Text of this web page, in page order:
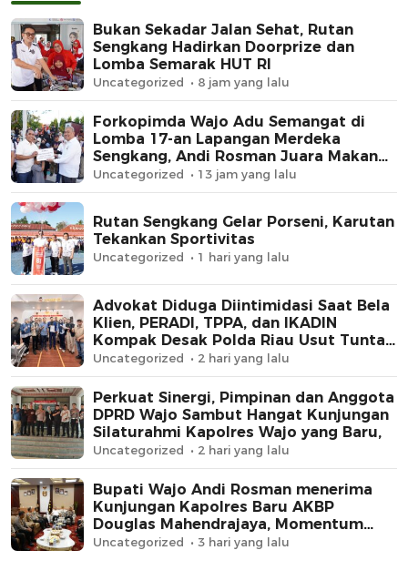
Bukan Sekadar Jalan Sehat, Rutan
Sengkang Hadirkan Doorprize dan
Lomba Semarak HUT RI
Uncategorized 8 jam yang lalu
Forkopimda Wajo Adu Semangat di
Lomba 17-an Lapangan Merdeka
Sengkang, Andi Rosman Juara Makan
Krupuk
Uncategorized 13 jam yang lalu
Rutan Sengkang Gelar Porseni, Karutan
Tekankan Sportivitas
Uncategorized 1 hari yang lalu
Advokat Diduga Diintimidasi Saat Bela
Klien, PERADI, TPPA, dan IKADIN
Kompak Desak Polda Riau Usut Tuntas
Dugaan Premanisme
Uncategorized 2 hari yang lalu
Perkuat Sinergi, Pimpinan dan Anggota
DPRD Wajo Sambut Hangat Kunjungan
Silaturahmi Kapolres Wajo yang Baru,
Uncategorized 2 hari yang lalu
Bupati Wajo Andi Rosman menerima
Kunjungan Kapolres Baru AKBP
Douglas Mahendrajaya, Momentum
Memperkuat Sinergi
Uncategorized 3 hari yang lalu